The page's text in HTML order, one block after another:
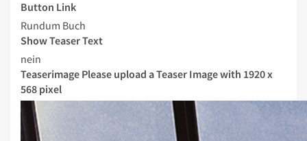
Button Link
Rundum Buch
Show Teaser Text
nein
Teaserimage Please upload a Teaser Image with 1920 x
568 pixel